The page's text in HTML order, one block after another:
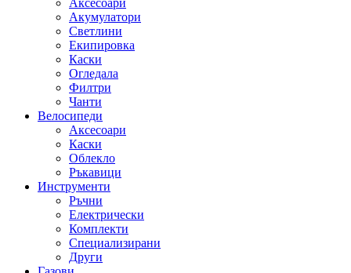
Акумулатори
Светлини
Екипировка
Каски
Огледала
Филтри
Чанти
Велосипеди
Аксесоари
Каски
Облекло
Ръкавици
Инструменти
Ръчни
Електрически
Комплекти
Специализирани
Други